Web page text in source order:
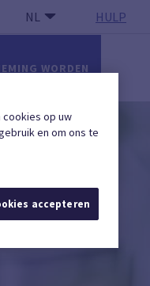
NL HULP
WORDEN
cookies op uw
en om ons te
accepteren